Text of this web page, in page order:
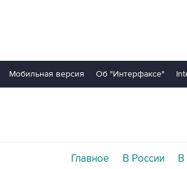
Мобильная версия Об "Интерфаксе"
Главное В России В